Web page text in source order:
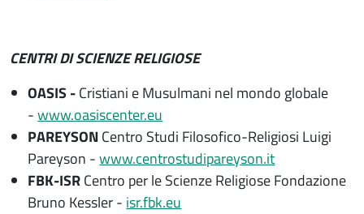
CENTRI DI SCIENZE RELIGIOSE
OASIS -Cristiani e Musulmani nel mondo globale
-www.oasiscenter.eu
PAREYSONCentro Studi Filosofico-Religiosi Luigi
Pareyson -www.centrostudipareyson.it
FBK-ISRCentro per le Scienze Religiose Fondazione
Bruno Kessler - isr.fbk.eu